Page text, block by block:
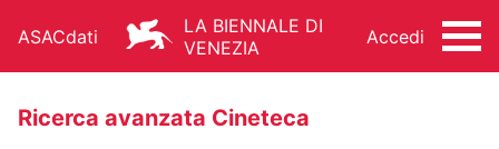
ASACdati
LA BIENNALE DI
VENEZIA
Accedi
Ricerca avanzata Cineteca